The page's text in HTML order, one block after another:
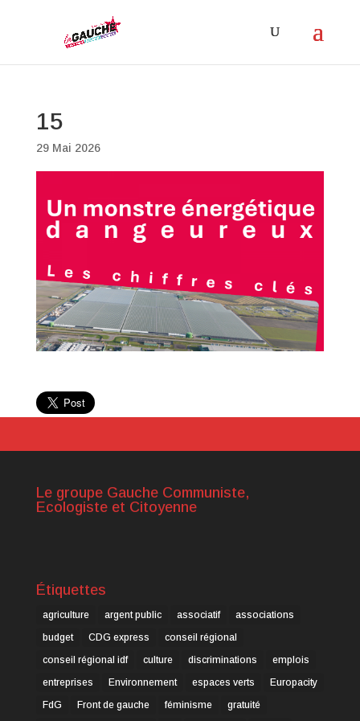
15
29 Mai 2026
Le groupe Gauche Communiste,
Ecologiste et Citoyenne
Étiquettes
agriculture argent public associatif
associations
budget
CDG express
conseil régional
conseil régional idf
culture discriminations
emplois
entreprises
Environnement espaces verts
Europacity
FdG
Front de gauche féminisme
gratuité